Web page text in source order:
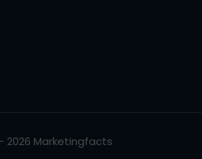
2026 Marketingfacts